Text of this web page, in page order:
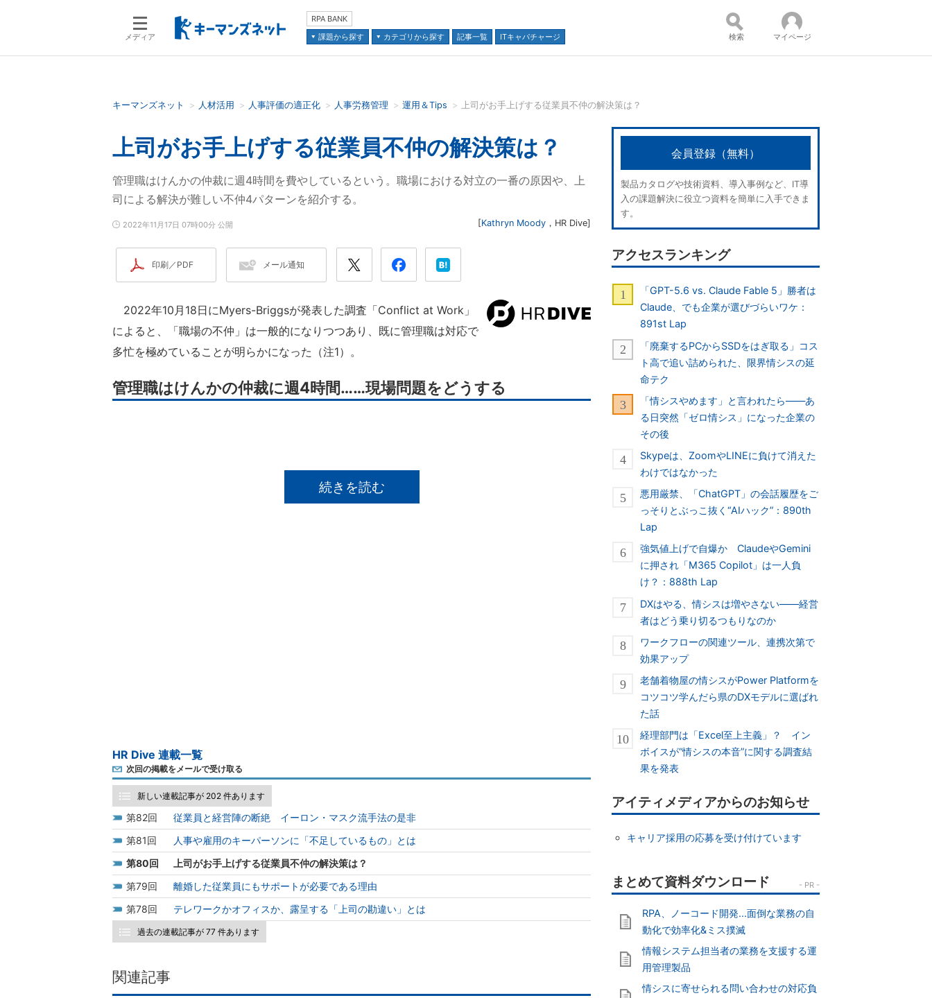
メディア
RPA BANK
課題から探す
カテゴリから探す 記事一覧 ITキャパチャージ
検索語を入力してください 並び順：
検索 マイページ
キーマンズネット 人材活用 人事評価の適正化 人事労務管理 運用＆Tips 上司がお手上げする従業員不仲の解決策は？
上司がお手上げする従業員不仲の解決策は？
管理職はけんかの仲裁に週4時間を費やしているという。職場における対立の一番の原因や、上
司による解決が難しい不仲4パターンを紹介する。
2022年11月17日 07時00分 公開 [Kathryn Moody ， HR Dive]
印刷／PDF メール通知
2022年10月18日にMyers-Briggsが発表した調査「Conflict at Work」
によると、「職場の不仲」は一般的になりつつあり、既に管理職は対応で
多忙を極めていることが明らかになった（注1）。
管理職はけんかの仲裁に週4時間……現場問題をどうする
続きを読む
HR Dive 連載一覧
次回の掲載をメールで受け取る
新しい連載記事が 202 件あります
82
従業員と経営陣の断絶 イーロン・マスク流手法の是非
81
人事や雇用のキーパーソンに「不足しているもの」とは
80
上司がお手上げする従業員不仲の解決策は？
79
離婚した従業員にもサポートが必要である理由
78
テレワークかオフィスか、露呈する「上司の勘違い」とは
過去の連載記事が 77 件あります
関連記事
会員登録（無料）
製品カタログや技術資料、導入事例など、IT導
入の課題解決に役立つ資料を簡単に入手できま
す。
アクセスランキング
「GPT-5.6 vs. Claude Fable 5」勝者は
Claude、でも企業が選びづらいワケ：
891st Lap
「廃棄するPCからSSDをはぎ取る」コス
ト高で追い詰められた、限界情シスの延
命テク
「情シスやめます」と言われたら――あ
る日突然「ゼロ情シス」になった企業の
その後
Skypeは、ZoomやLINEに負けて消えた
わけではなかった
悪用厳禁、「ChatGPT」の会話履歴をご
っそりとぶっこ抜く“AIハック”：890th
Lap
強気値上げで自爆か ClaudeやGemini
に押され「M365 Copilot」は一人負
け？：888th Lap
DXはやる、情シスは増やさない――経営
者はどう乗り切るつもりなのか
ワークフローの関連ツール、連携次第で
効果アップ
老舗着物屋の情シスがPower Platformを
コツコツ学んだら県のDXモデルに選ばれ
た話
経理部門は「Excel至上主義」？ イン
ボイスが“情シスの本音”に関する調査結
果を発表
アイティメディアからのお知らせ
キャリア採用の応募を受け付けています
RPA、ノーコード開発...面倒な業務の自
動化で効率化&ミス撲滅
情報システム担当者の業務を支援する運
用管理製品
情シスに寄せられる問い合わせの対応負